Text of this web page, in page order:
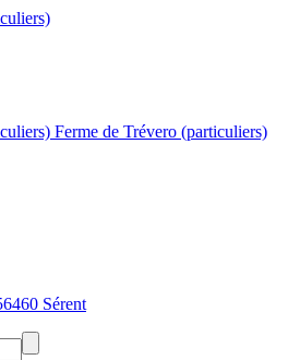
Ferme de Trévero (particuliers)
Sérent